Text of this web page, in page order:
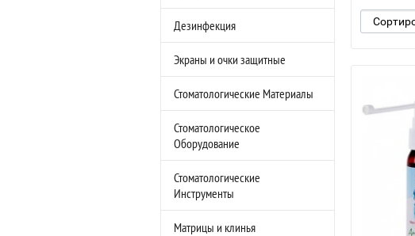
Дезинфекция
Экраны и очки защитные
Стоматологические Материалы
Стоматологическое
Оборудование
Стоматологические
Инструменты
Матрицы и клинья